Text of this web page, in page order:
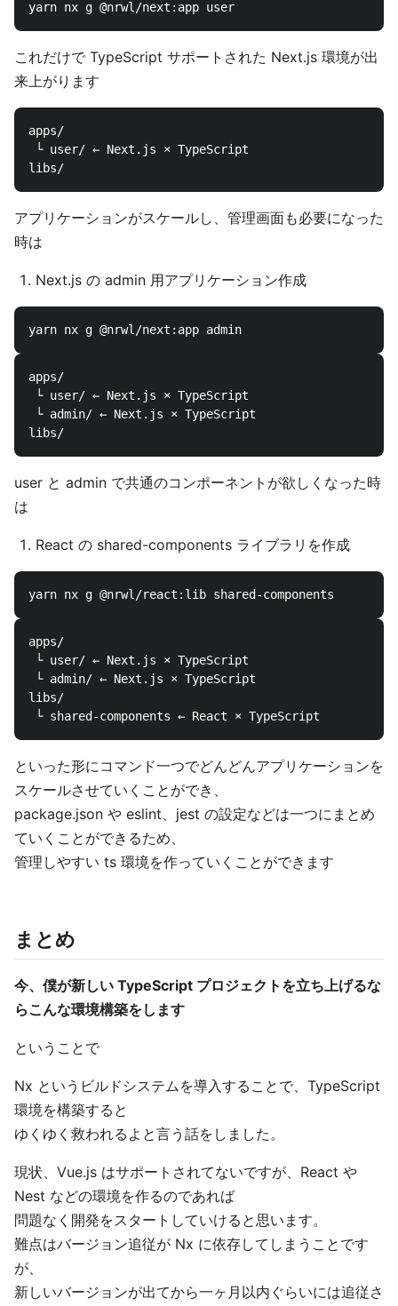
これだけで TypeScript サポートされた Next.js 環境が出
来上がります
apps/
└ user/ ← Next.js × TypeScript
アプリケーションがスケールし、管理画面も必要になった
時は
Next.js の admin 用アプリケーション作成
apps/
└ user/ ← Next.js × TypeScript
└ admin/ ← Next.js × TypeScript
user と admin で共通のコンポーネントが欲しくなった時
は
React の shared-components ライブラリを作成
apps/
└ user/ ← Next.js × TypeScript
└ admin/ ← Next.js × TypeScript
libs/
といった形にコマンド一つでどんどんアプリケーションを
スケールさせていくことができ、
package.json や eslint、jest の設定などは一つにまとめ
ていくことができるため、
管理しやすい ts 環境を作っていくことができます
まとめ
今、僕が新しい TypeScript プロジェクトを立ち上げるな
らこんな環境構築をします
ということで
Nx というビルドシステムを導入することで、TypeScript
環境を構築すると
ゆくゆく救われるよと言う話をしました。
現状、Vue.js はサポートされてないですが、React や
Nest などの環境を作るのであれば
問題なく開発をスタートしていけると思います。
難点はバージョン追従が Nx に依存してしまうことです
が、
新しいバージョンが出てから一ヶ月以内ぐらいには追従さ